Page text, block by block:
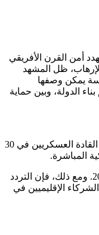
أمن القرن الأفريقي
ظل المشهد
يمكن وصفها
الدولة، وبين حماية
يبدو أن الرئيس الأمريكي دونالد ترامب لم يُبدِ حماسة حقيقية للإبقاء على القوات الأمريكية في الصومال على الرغم من أنه لم يتخذ بعد القرار النهائي بسحبها. ففي خطابٍ ألقاه أمام كبار القادة العسكريين في 30
المباشرة.
ويعكس هذا التوجه ملامح السياسة الخارجية الانعزالية التي ميّزت إدارة ترامب، والتي سعت إلى تقليص الانخراط العسكري الأمريكي في مناطق النزاع الممتدة منذ أحداث 11 سبتمبر 2001. ومع ذلك، فإن التردد
الإقليميين في